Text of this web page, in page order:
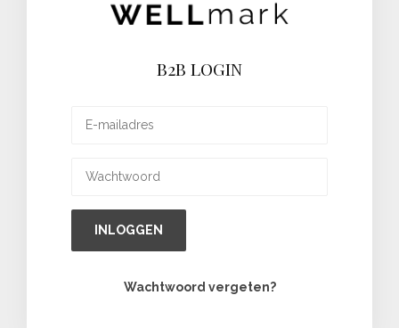
B2B LOGIN
INLOGGEN
Wachtwoord vergeten?